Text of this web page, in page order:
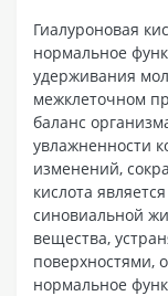
Гиалуроновая
нормальное
удерживания
межклеточном
баланс
увлажненности
изменений,
кислота
синовиальной
вещества,
поверхностями,
нормальное